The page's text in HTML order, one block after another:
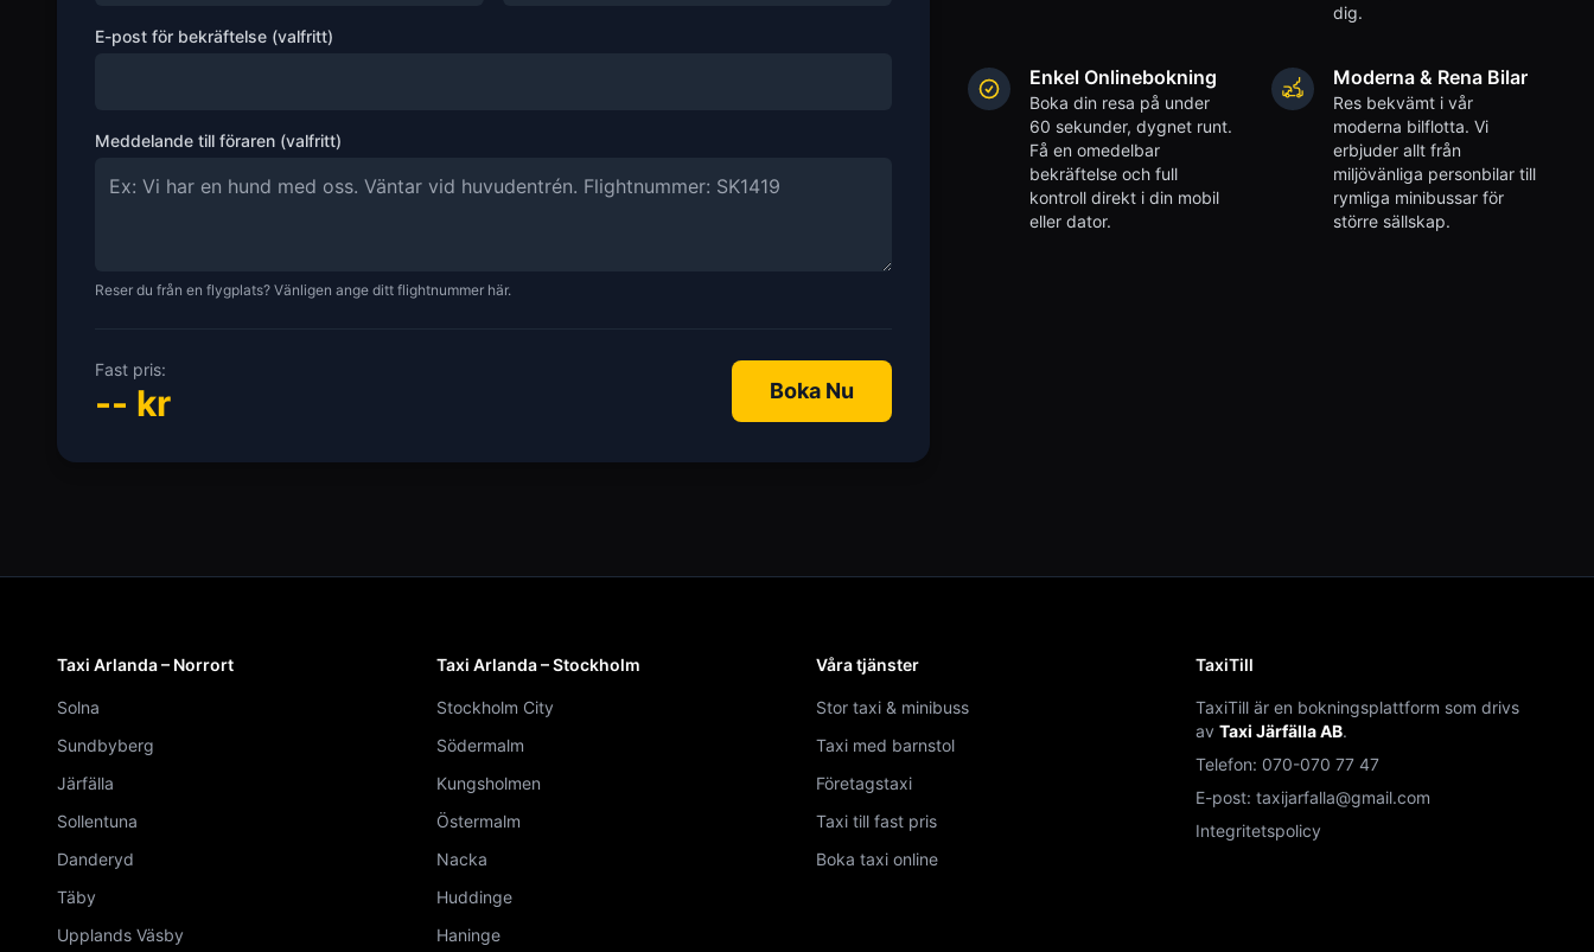
E-post för bekräftelse (valfritt)
Meddelande till föraren (valfritt)
Reser du från en flygplats? Vänligen ange ditt flightnummer här.
Fast pris:
-- kr Boka Nu
dig.
Enkel Onlinebokning
Boka din resa på under
60 sekunder, dygnet runt.
Få en omedelbar
bekräftelse och full
kontroll direkt i din mobil
eller dator.
Moderna & Rena Bilar
Res bekvämt i vår
moderna bilflotta. Vi
erbjuder allt från
miljövänliga personbilar till
rymliga minibussar för
större sällskap.
Taxi Arlanda – Norrort
Solna
Sundbyberg
Järfälla
Sollentuna
Danderyd
Täby
Upplands Väsby
Taxi Arlanda – Stockholm
Stockholm City
Södermalm
Kungsholmen
Östermalm
Nacka
Huddinge
Haninge
Våra tjänster
Stor taxi & minibuss
Taxi med barnstol
Företagstaxi
Taxi till fast pris
Boka taxi online
TaxiTill
TaxiTill är en bokningsplattform som drivs
av Taxi Järfälla AB.
Telefon: 070-070 77 47
E-post: taxijarfalla@gmail.com
Integritetspolicy